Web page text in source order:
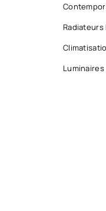
Radiateurs
Luminaires